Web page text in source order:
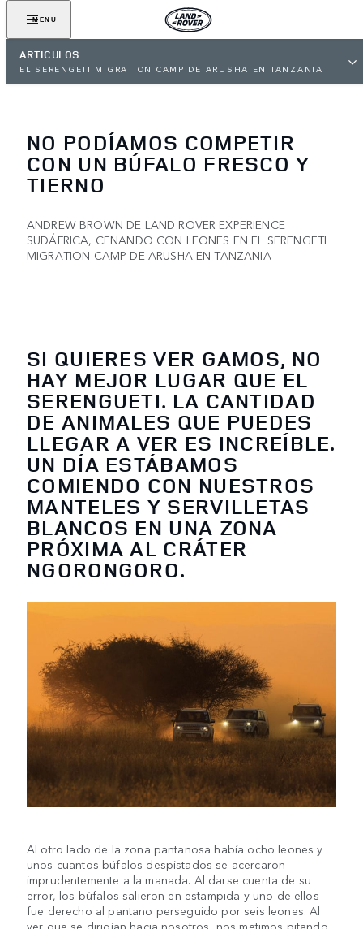
MENU
ARTÍCULOS
EL SERENGETI MIGRATION CAMP DE ARUSHA EN TANZANIA
NO PODÍAMOS COMPETIR
CON UN BÚFALO FRESCO Y
TIERNO
ANDREW BROWN DE LAND ROVER EXPERIENCE
SUDÁFRICA, CENANDO CON LEONES EN EL SERENGETI
MIGRATION CAMP DE ARUSHA EN TANZANIA
SI QUIERES VER GAMOS, NO
HAY MEJOR LUGAR QUE EL
SERENGUETI. LA CANTIDAD
DE ANIMALES QUE PUEDES
LLEGAR A VER ES INCREÍBLE.
UN DÍA ESTÁBAMOS
COMIENDO CON NUESTROS
MANTELES Y SERVILLETAS
BLANCOS EN UNA ZONA
PRÓXIMA AL CRÁTER
NGORONGORO.
Al otro lado de la zona pantanosa había ocho leones y
unos cuantos búfalos despistados se acercaron
imprudentemente a la manada. Al darse cuenta de su
error, los búfalos salieron en estampida y uno de ellos
fue derecho al pantano perseguido por seis leones. Al
ver que se dirigían hacia nosotros, nos metimos pitando